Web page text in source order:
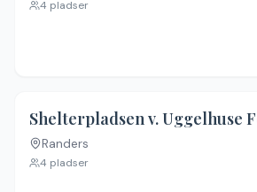
4 pladser
Ingen billeder
Shelterpladsen v. Uggelhuse
Randers
4 pladser